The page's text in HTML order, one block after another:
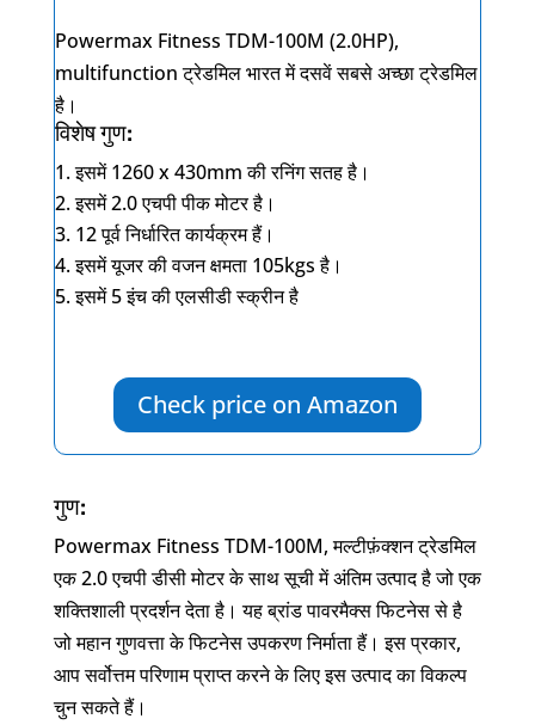
Powermax Fitness TDM-100M (2.0HP),
multifunctionट्रेडमिल भारत में दसवें सबसे अच्छा ट्रेडमिल
है।
विशेष गुण:
इसमें1260 x 430mmकी रनिंग सतह है।
इसमें2.0एचपी पीक मोटर है।
12पूर्व निर्धारित कार्यक्रम हैं।
इसमें यूजर की वजन क्षमता 105kgsहै।
इसमें5इंच की एलसीडी स्क्रीन है
Check price on Amazon
गुण:
Powermax Fitness TDM-100M, मल्टीफ़ंक्शन ट्रेडमिल
एक 2.0 एचपी डीसी मोटर के साथ सूची में अंतिम उत्पाद है जो एक
शक्तिशाली प्रदर्शन देता है। यह ब्रांड पावरमैक्स फिटनेस से है
जो महान गुणवत्ता के फिटनेस उपकरण निर्माता हैं। इस प्रकार,
आप सर्वोत्तम परिणाम प्राप्त करने के लिए इस उत्पाद का विकल्प
चुन सकते हैं।